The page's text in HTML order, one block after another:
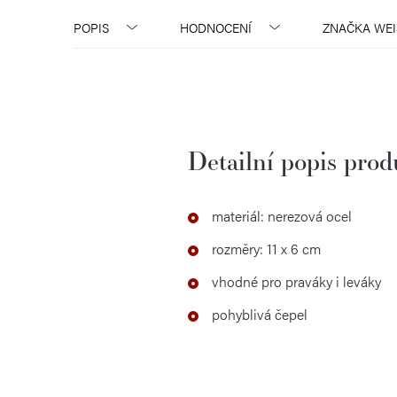
POPIS HODNOCENÍ ZNAČKA
Detailní popis
materiál: nerezová ocel
rozměry: 11 x 6 cm
vhodné pro praváky i leváky
pohyblivá čepel